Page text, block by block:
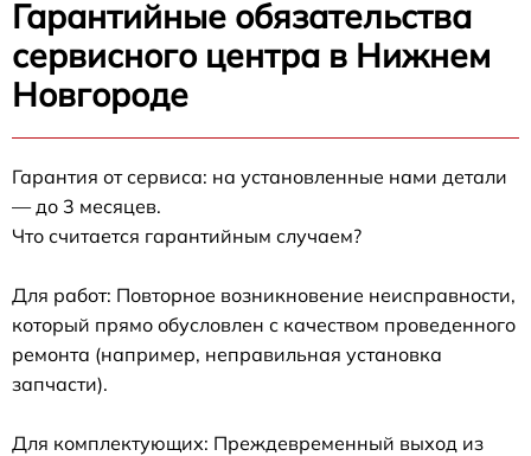
Гарантийные обязательства
сервисного центра в Нижнем
Новгороде
Гарантия от сервиса: на установленные нами детали
— до 3 месяцев.
Что считается гарантийным случаем?
Для работ: Повторное возникновение неисправности,
который прямо обусловлен с качеством проведенного
ремонта (например, неправильная установка
запчасти).
Для комплектующих: Преждевременный выход из